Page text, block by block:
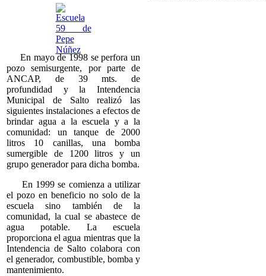
En mayo de 1998 se perfora un
pozo semisurgente, por parte de
ANCAP, de 39 mts. de
profundidad y la Intendencia
Municipal de Salto realizó las
siguientes instalaciones a efectos de
brindar agua a la escuela y a la
comunidad: un tanque de 2000
litros 10 canillas, una bomba
sumergible de 1200 litros y un
grupo generador para dicha bomba.
En 1999 se comienza a utilizar
el pozo en beneficio no solo de la
escuela sino también de la
comunidad, la cual se abastece de
agua potable. La escuela
proporciona el agua mientras que la
Intendencia de Salto colabora con
el generador, combustible, bomba y
mantenimiento.